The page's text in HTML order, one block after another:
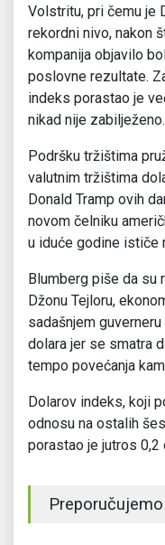
Volstritu, pri čemu je
rekordni nivo, nakon
kompanija objavilo
poslovne rezultate.
indeks porastao je
nikad nije zabilježeno.
Podršku tržištima
valutnim tržištima
Donald Tramp ovih
novom čelniku
u iduće godine ističe
Blumberg piše da su
Džonu Tejloru,
sadašnjem
dolara jer se smatra
tempo povećanja
Dolarov indeks, koji
odnosu na ostalih
porastao je jutros 0,2